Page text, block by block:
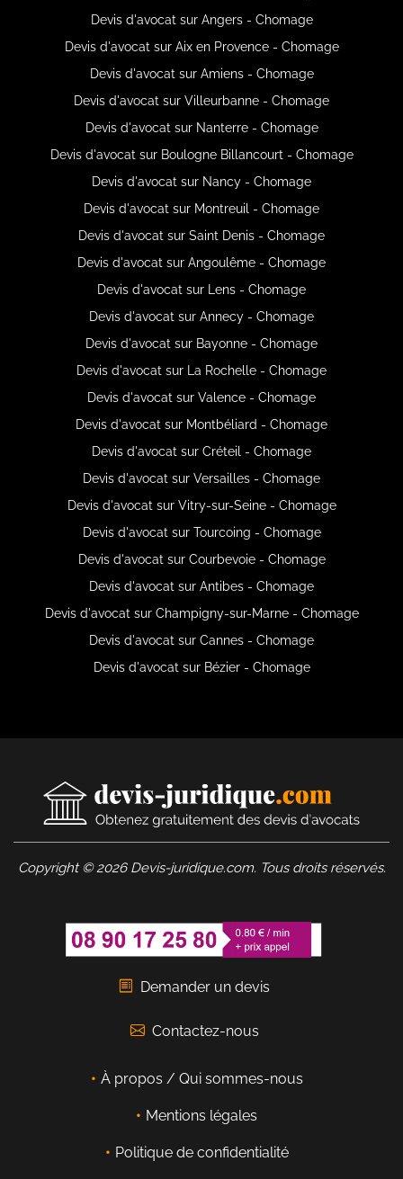
Devis d'avocat sur Angers - Chomage
Devis d'avocat sur Aix en Provence - Chomage
Devis d'avocat sur Amiens - Chomage
Devis d'avocat sur Villeurbanne - Chomage
Devis d'avocat sur Nanterre - Chomage
Devis d'avocat sur Boulogne Billancourt - Chomage
Devis d'avocat sur Nancy - Chomage
Devis d'avocat sur Montreuil - Chomage
Devis d'avocat sur Saint Denis - Chomage
Devis d'avocat sur Angoulême - Chomage
Devis d'avocat sur Lens - Chomage
Devis d'avocat sur Annecy - Chomage
Devis d'avocat sur Bayonne - Chomage
Devis d'avocat sur La Rochelle - Chomage
Devis d'avocat sur Valence - Chomage
Devis d'avocat sur Montbéliard - Chomage
Devis d'avocat sur Créteil - Chomage
Devis d'avocat sur Versailles - Chomage
Devis d'avocat sur Vitry-sur-Seine - Chomage
Devis d'avocat sur Tourcoing - Chomage
Devis d'avocat sur Courbevoie - Chomage
Devis d'avocat sur Antibes - Chomage
Devis d'avocat sur Champigny-sur-Marne - Chomage
Devis d'avocat sur Cannes - Chomage
Devis d'avocat sur Bézier - Chomage
Copyright © 2026 Devis-juridique.com. Tous droits réservés.
Demander un devis
Contactez-nous
À propos / Qui sommes-nous
Mentions légales
Politique de confidentialité